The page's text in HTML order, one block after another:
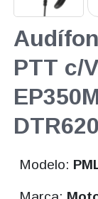
PTT c/
DTR620
Modelo: